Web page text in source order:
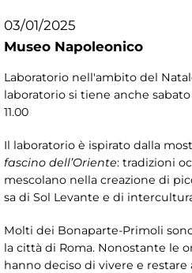
03/01/2025
Museo Napoleonico
Laboratorio nell'ambito del
laboratorio si tiene anche
11.00
Il laboratorio è ispirato dalla
fascino dell’Oriente: tradizioni
mescolano nella creazione di
sa di Sol Levante e di
Molti dei Bonaparte-Primoli
la città di Roma. Nonostante le
hanno deciso di vivere e